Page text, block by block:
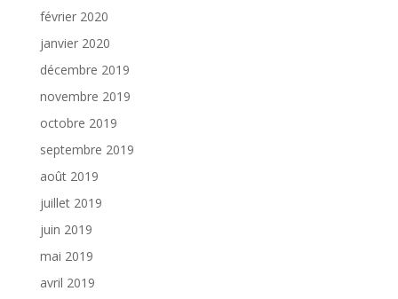
février 2020
janvier 2020
décembre 2019
novembre 2019
octobre 2019
septembre 2019
août 2019
juillet 2019
juin 2019
mai 2019
avril 2019